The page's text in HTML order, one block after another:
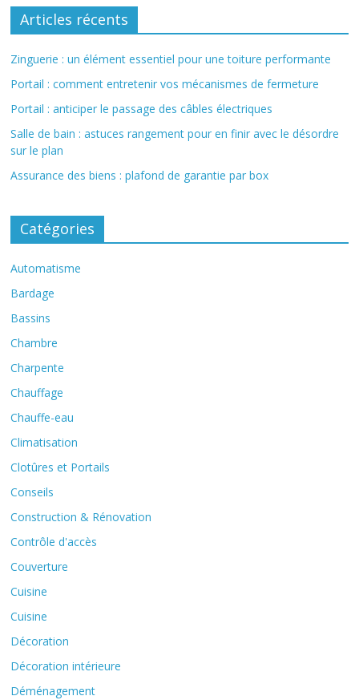
Articles récents
Zinguerie : un élément essentiel pour une toiture performante
Portail : comment entretenir vos mécanismes de fermeture
Portail : anticiper le passage des câbles électriques
Salle de bain : astuces rangement pour en finir avec le désordre
sur le plan
Assurance des biens : plafond de garantie par box
Catégories
Automatisme
Bardage
Bassins
Chambre
Charpente
Chauffage
Chauffe-eau
Climatisation
Clotûres et Portails
Conseils
Construction & Rénovation
Contrôle d'accès
Couverture
Cuisine
Cuisine
Décoration
Décoration intérieure
Déménagement